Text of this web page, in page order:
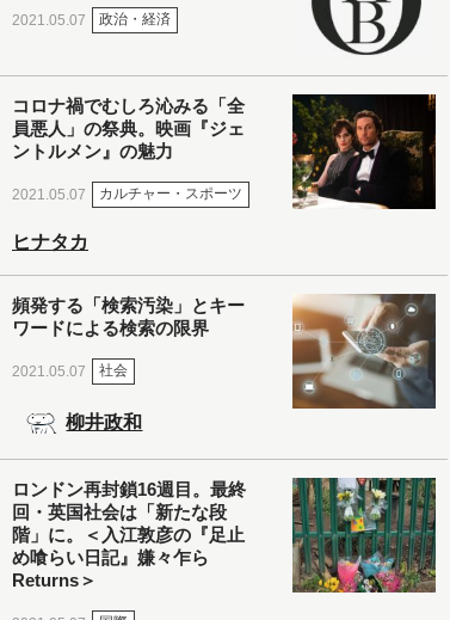
2021.05.07 政治・経済
コロナ禍でむしろ沁みる「全
員悪人」の祭典。映画『ジェ
ントルメン』の魅力
2021.05.07 カルチャー・スポーツ
ヒナタカ
頻発する「検索汚染」とキー
ワードによる検索の限界
2021.05.07 社会
柳井政和
ロンドン再封鎖16週目。最終
回・英国社会は「新たな段
階」に。＜入江敦彦の『足止
め喰らい日記』嫌々乍ら
Returns＞